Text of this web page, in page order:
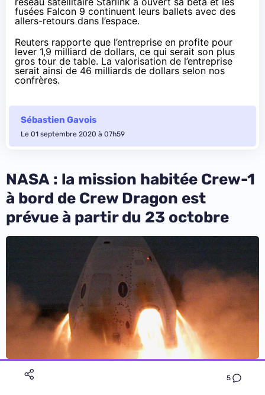
5
fusées Falcon 9 continuent leurs ballets avec des
allers-retours dans l’espace.
Reuters rapporte que l’entreprise en profite pour
lever 1,9 milliard de dollars, ce qui serait son plus
gros tour de table. La valorisation de l’entreprise
serait ainsi de 46 milliards de dollars selon nos
confrères.
Sébastien Gavois
Le 01 septembre 2020 à 07h59
NASA : la mission habitée Crew-1
à bord de Crew Dragon est
prévue à partir du 23 octobre